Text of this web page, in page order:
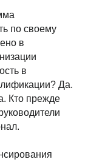
по своему
в
в
Да.
Кто прежде